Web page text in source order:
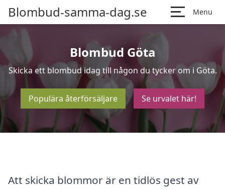
Blombud-samma-dag.se Menu
Blombud Göta
Skicka ett blombud idag till någon du tycker om i Göta.
Populära återförsäljare Se urvalet här!
Att skicka blommor är en tidlös gest av